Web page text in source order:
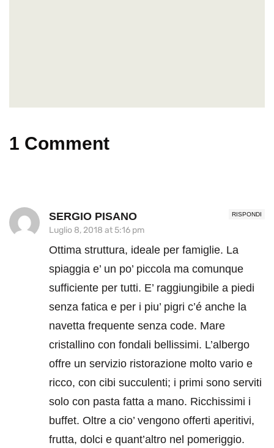
1 Comment
RISPONDI
SERGIO PISANO
Luglio 8, 2018 at 5:16 pm
Ottima struttura, ideale per famiglie. La
spiaggia e’ un po’ piccola ma comunque
sufficiente per tutti. E’ raggiungibile a piedi
senza fatica e per i piu’ pigri c’é anche la
navetta frequente senza code. Mare
cristallino con fondali bellissimi. L’albergo
offre un servizio ristorazione molto vario e
ricco, con cibi succulenti; i primi sono serviti
solo con pasta fatta a mano. Ricchissimi i
buffet. Oltre a cio’ vengono offerti aperitivi,
frutta, dolci e quant’altro nel pomeriggio.